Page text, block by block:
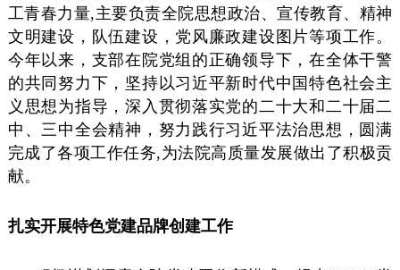
工青春力量,主要负责全院思想政治、宣传教育、精神
文明建设，队伍建设，党风廉政建设图片等项工作。
今年以来，支部在院党组的正确领导下，在全体干警
的共同努力下，坚持以习近平新时代中国特色社会主
义思想为指导，深入贯彻落实党的二十大和二十届二
中、三中全会精神，努力践行习近平法治思想，圆满
完成了各项工作任务,为法院高质量发展做出了积极贡
献。
扎实开展特色党建品牌创建工作